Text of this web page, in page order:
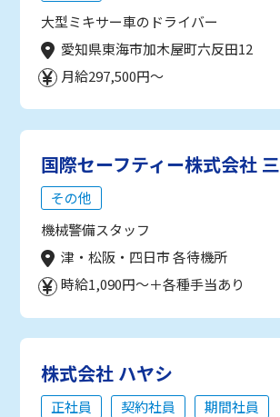
大型ミキサー車のドライバー
愛知県東海市加木屋町六反田12
月給297,500円～
国際セーフティー株式会社
その他
機械警備スタッフ
津・松阪・四日市 各待機所
時給1,090円～＋各種手当あり
株式会社 ハヤシ
正社員 契約社員
期間社員